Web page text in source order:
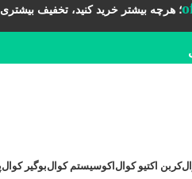
؛ هرچه بیشتر خرید کنید، تخفیف بیشتری
کربن اکتیو کوال اکوسیستم کوالبوگیر کوال